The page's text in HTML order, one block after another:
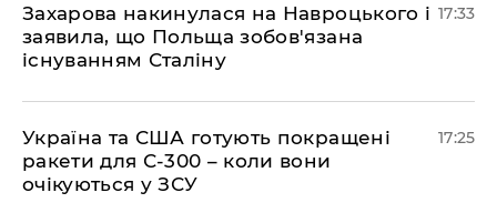
​Захарова накинулася на Навроцького і
заявила, що Польща зобов'язана
існуванням Сталіну
17:33
​Україна та США готують покращені
ракети для С-300 – коли вони
очікуються у ЗСУ
17:25